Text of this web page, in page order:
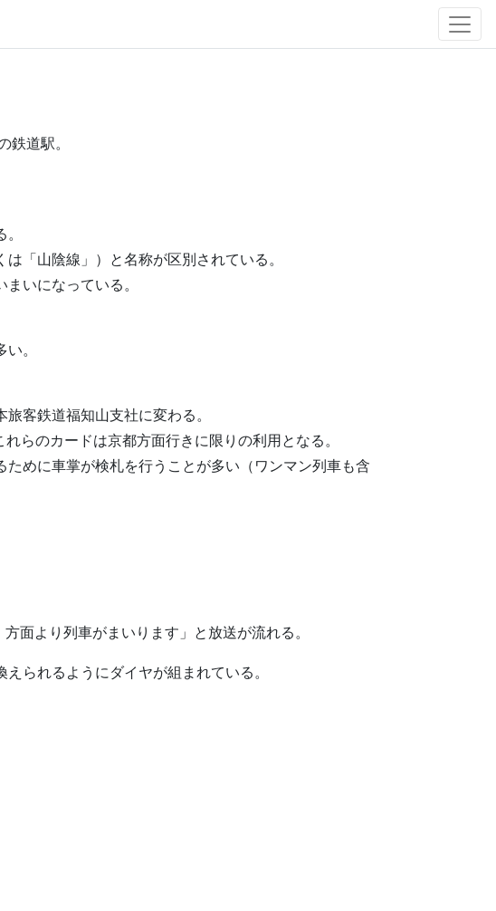
道駅。
「山陰線」）と名称が区別されている。
いになっている。
。
客鉄道福知山支社に変わる。
らのカードは京都方面行きに限りの利用となる。
めに車掌が検札を行うことが多い（ワンマン列車も含
面より列車がまいります」と放送が流れる。
られるようにダイヤが組まれている。